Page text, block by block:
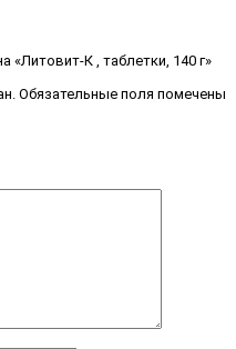
«Литовит-К , таблетки, 140 г»
Обязательные поля помечены